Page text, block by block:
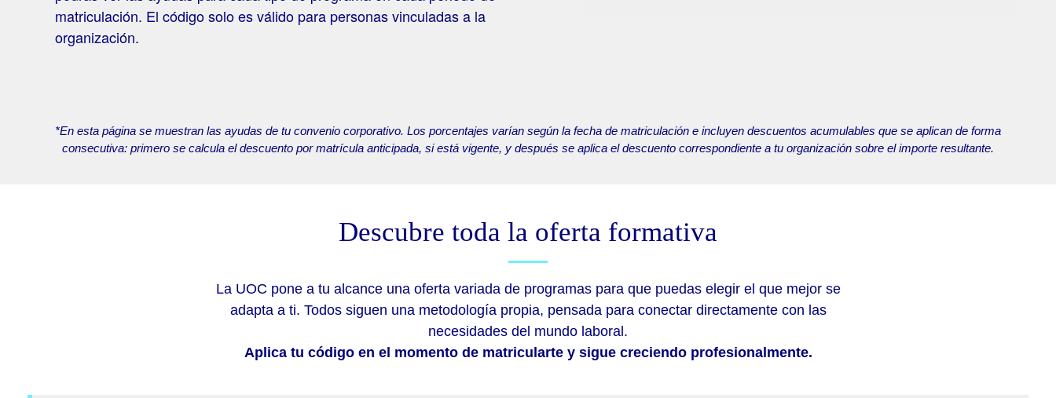
matriculación. El código solo es válido para personas vinculadas a la
organización.
*En esta página se muestran las ayudas de tu convenio corporativo. Los porcentajes varían según la fecha de matriculación e incluyen descuentos acumulables que se aplican de forma
consecutiva: primero se calcula el descuento por matrícula anticipada, si está vigente, y después se aplica el descuento correspondiente a tu organización sobre el importe resultante.
Descubre toda la oferta formativa
La UOC pone a tu alcance una oferta variada de programas para que puedas elegir el que mejor se
adapta a ti. Todos siguen una metodología propia, pensada para conectar directamente con las
necesidades del mundo laboral.
Aplica tu código en el momento de matricularte y sigue creciendo profesionalmente.